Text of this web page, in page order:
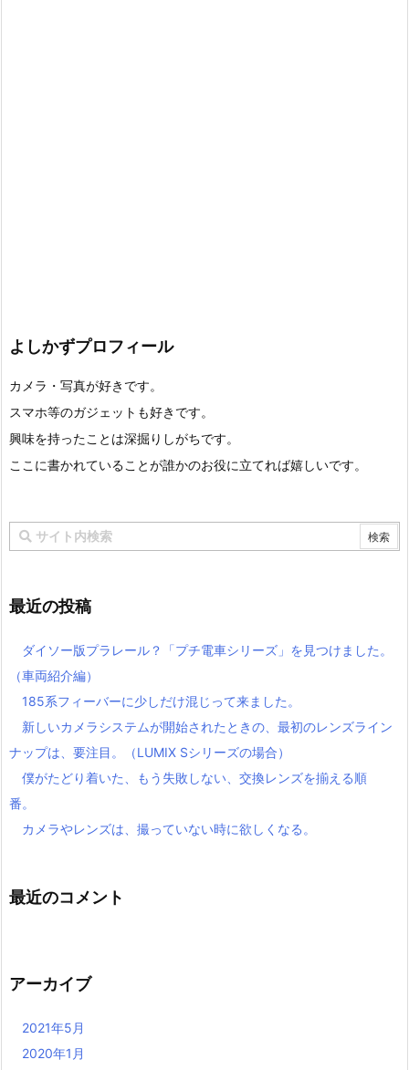
よしかずプロフィール
カメラ・写真が好きです。
スマホ等のガジェットも好きです。
興味を持ったことは深掘りしがちです。
ここに書かれていることが誰かのお役に立てれば嬉しいです。
最近の投稿
ダイソー版プラレール？「プチ電車シリーズ」を見つけました。
（車両紹介編）
185系フィーバーに少しだけ混じって来ました。
新しいカメラシステムが開始されたときの、最初のレンズライン
ナップは、要注目。（LUMIX Sシリーズの場合）
僕がたどり着いた、もう失敗しない、交換レンズを揃える順
番。
カメラやレンズは、撮っていない時に欲しくなる。
最近のコメント
アーカイブ
2021年5月
2020年1月